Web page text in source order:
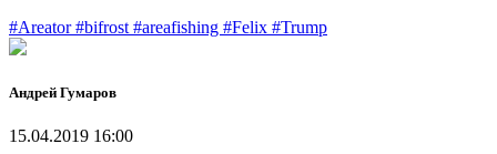
#Areator#bifrost #areafishing #Felix #Trump
Андрей Гумаров
15.04.2019 16:00